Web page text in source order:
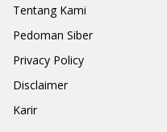
Tentang Kami
Pedoman Siber
Privacy Policy
Disclaimer
Karir